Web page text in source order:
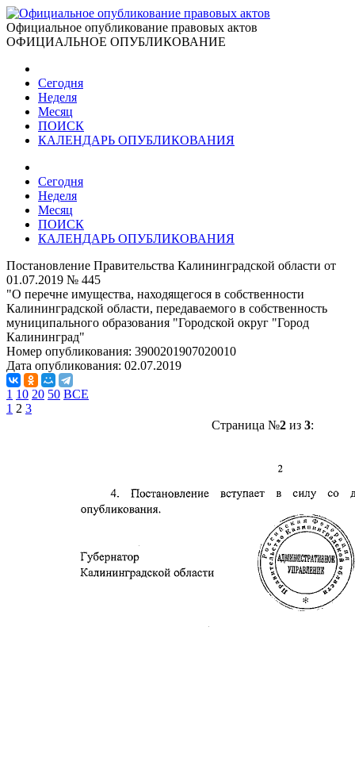
Официальное опубликование правовых актов
ОФИЦИАЛЬНОЕ ОПУБЛИКОВАНИЕ
Сегодня
Неделя
Месяц
ПОИСК
КАЛЕНДАРЬ ОПУБЛИКОВАНИЯ
Сегодня
Неделя
Месяц
ПОИСК
КАЛЕНДАРЬ ОПУБЛИКОВАНИЯ
Постановление Правительства Калининградской области от
01.07.2019 № 445
"О перечне имущества, находящегося в собственности
Калининградской области, передаваемого в собственность
муниципального образования "Городской округ "Город
Калининград"
Номер опубликования: 3900201907020010
Дата опубликования: 02.07.2019
1 10 20 50 ВСЕ
1 2 3
Страница №2из 3: